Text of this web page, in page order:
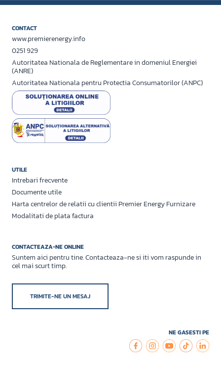
CONTACT
www.premierenergy.info
0251 929
Autoritatea Nationala de Reglementare in domeniul Energiei
(ANRE)
Autoritatea Nationala pentru Protectia Consumatorilor (ANPC)
UTILE
Intrebari frecvente
Documente utile
Harta centrelor de relatii cu clientii Premier Energy Furnizare
Modalitati de plata factura
CONTACTEAZA-NE ONLINE
Suntem aici pentru tine. Contacteaza-ne si iti vom raspunde in
cel mai scurt timp.
TRIMITE-NE UN MESAJ
NE GASESTI PE